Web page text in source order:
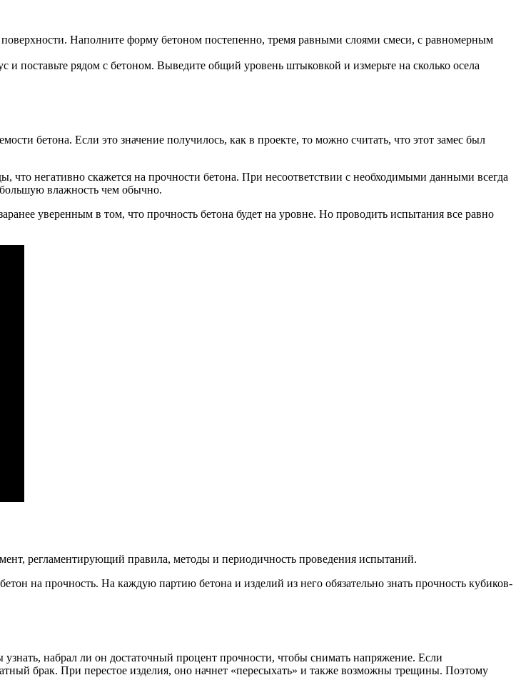
Наполните форму бетоном постепенно, тремя равными слоями смеси, с равномерным
рядом с бетоном. Выведите общий уровень штыковкой и измерьте на сколько осела
бетона. Если это значение получилось, как в проекте, то можно считать, что этот замес был
что негативно скажется на прочности бетона. При несоответствии с необходимыми данными всегда
влажность чем обычно.
уверенным в том, что прочность бетона будет на уровне. Но проводить испытания все равно
регламентирующий правила, методы и периодичность проведения испытаний.
на прочность. На каждую партию бетона и изделий из него обязательно знать прочность кубиков-
набрал ли он достаточный процент прочности, чтобы снимать напряжение. Если
брак. При перестое изделия, оно начнет «пересыхать» и также возможны трещины. Поэтому